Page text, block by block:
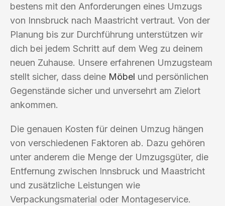
bestens mit den Anforderungen eines Umzugs
von Innsbruck nach Maastricht vertraut. Von der
Planung bis zur Durchführung unterstützen wir
dich bei jedem Schritt auf dem Weg zu deinem
neuen Zuhause. Unsere erfahrenen Umzugsteam
stellt sicher, dass deine Möbel und persönlichen
Gegenstände sicher und unversehrt am Zielort
ankommen.
Die genauen Kosten für deinen Umzug hängen
von verschiedenen Faktoren ab. Dazu gehören
unter anderem die Menge der Umzugsgüter, die
Entfernung zwischen Innsbruck und Maastricht
und zusätzliche Leistungen wie
Verpackungsmaterial oder Montageservice.